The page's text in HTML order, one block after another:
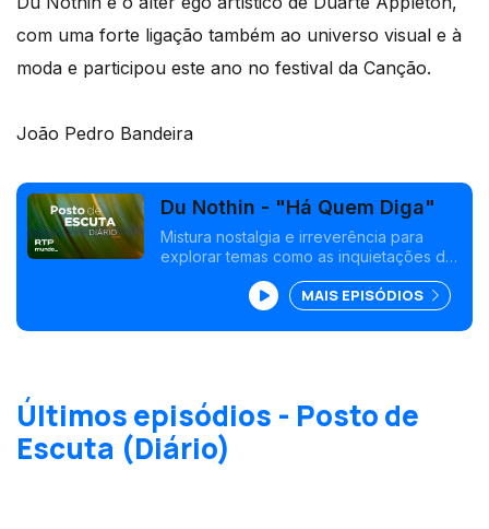
com uma forte ligação também ao universo visual e à
moda e participou este ano no festival da Canção.
João Pedro Bandeira
Du Nothin - "Há Quem Diga"
Mistura nostalgia e irreverência para
explorar temas como as inquietações da
MAIS EPISÓDIOS
Últimos episódios - Posto de
Escuta (Diário)